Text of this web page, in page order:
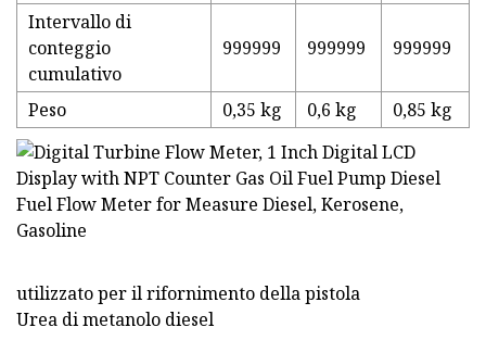
Intervallo di
conteggio
cumulativo
999999 999999 999999
Peso 0,35 kg 0,6 kg 0,85 kg
utilizzato per il rifornimento della pistola
Urea di metanolo diesel